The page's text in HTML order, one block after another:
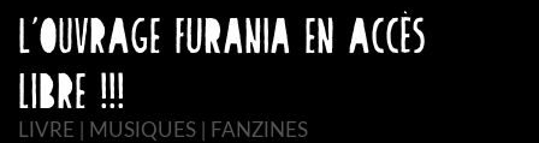
L’ouvrage FURANIA en accès
libre !!!
LIVRE | MUSIQUES | FANZINES